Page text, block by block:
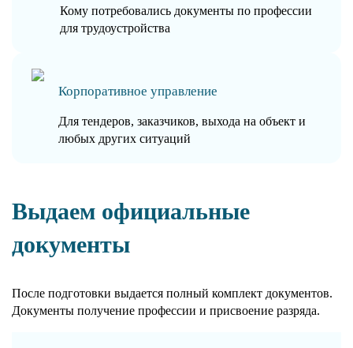
Кому потребовались документы по профессии
для трудоустройства
Корпоративное управление
Для тендеров, заказчиков, выхода на объект и
любых других ситуаций
Выдаем официальные
документы
После подготовки выдается полный комплект документов.
Документы получение профессии и присвоение разряда.